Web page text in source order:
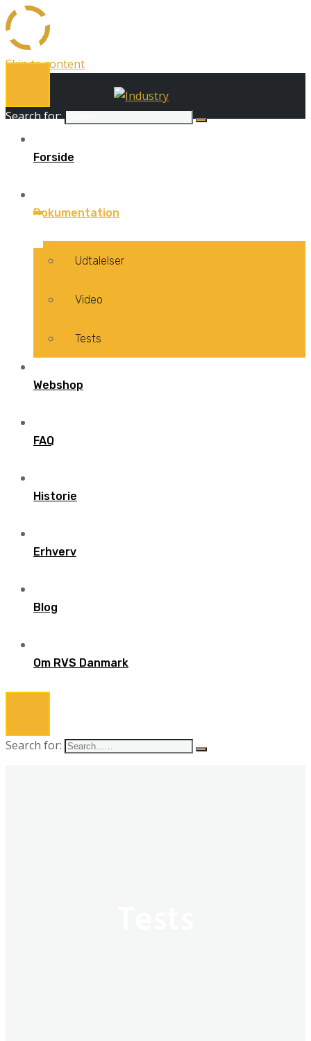
Skip to content
Search for:
Forside
Dokumentation
Udtalelser
Video
Tests
Webshop
FAQ
Historie
Erhverv
Blog
Om RVS Danmark
Search for: